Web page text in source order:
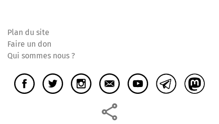
Plan du site
Faire un don
Qui sommes nous ?